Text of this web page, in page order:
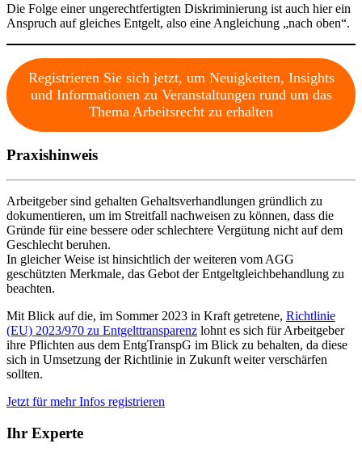
Die Folge einer ungerechtfertigten Diskriminierung ist auch hier ein
Anspruch auf gleiches Entgelt, also eine Angleichung „nach oben“.
Registrieren Sie sich jetzt, um Neuigkeiten, Insights
und Informationen zu Veranstaltungen rund um das
Thema Arbeitsrecht zu erhalten
Praxishinweis
Arbeitgeber sind gehalten Gehaltsverhandlungen gründlich zu
dokumentieren, um im Streitfall nachweisen zu können, dass die
Gründe für eine bessere oder schlechtere Vergütung nicht auf dem
Geschlecht beruhen.
In gleicher Weise ist hinsichtlich der weiteren vom AGG
geschützten Merkmale, das Gebot der Entgeltgleichbehandlung zu
beachten.
Mit Blick auf die, im Sommer 2023 in Kraft getretene, Richtlinie
(EU) 2023/970 zu Entgelttransparenz lohnt es sich für Arbeitgeber
ihre Pflichten aus dem EntgTranspG im Blick zu behalten, da diese
sich in Umsetzung der Richtlinie in Zukunft weiter verschärfen
sollten.
Jetzt für mehr Infos registrieren
Ihr Experte